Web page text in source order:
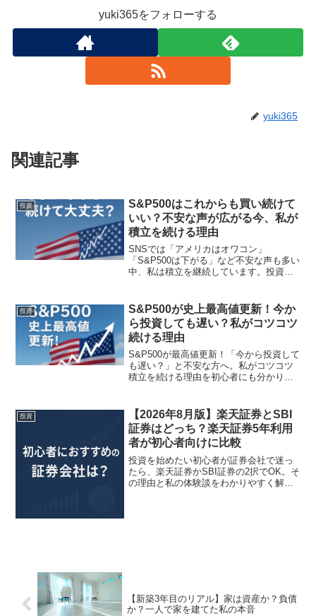
yuki365をフォローする
yuki365
関連記事
投資
S&P500はこれからも買い続けて
いい？不安な声が広がる今、私が
積立を続ける理由
SNSでは「アメリカはオワコン」
「S&P500は下がる」など不安な声も多い
中、私は積立を継続しています。投資歴
投資
S&P500が史上最高値更新！今か
ら投資しても遅い？私がコツコツ
続ける理由
S&P500が最高値更新！「今から投資して
も遅い？」と不安な方へ。私がコツコツ
積立を続ける理由を初心者にも分かりや
投資
【2026年8月版】楽天証券とSBI
証券はどっち？楽天証券5年利用
者が初心者向けに比較
投資を始めたい初心者が証券会社で迷っ
たら、楽天証券かSBI証券の2択でOK。そ
の理由と私の体験談をわかりやすく解説
【新築3年目のリアル】家は資産か？負債
か？一人で家を建てた私の本音